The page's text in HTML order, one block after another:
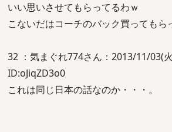
いい思いさせてもらってるわｗ
こないだはコーチのバック買ってもら
32 ：気まぐれ774さん：2013/11/03(
ID:oJiqZD3o0
これは同じ日本の話なのか・・・。